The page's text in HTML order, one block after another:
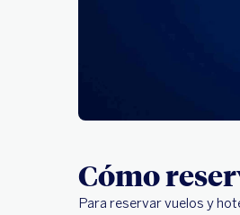
Cómo
Para reservar vuelos y